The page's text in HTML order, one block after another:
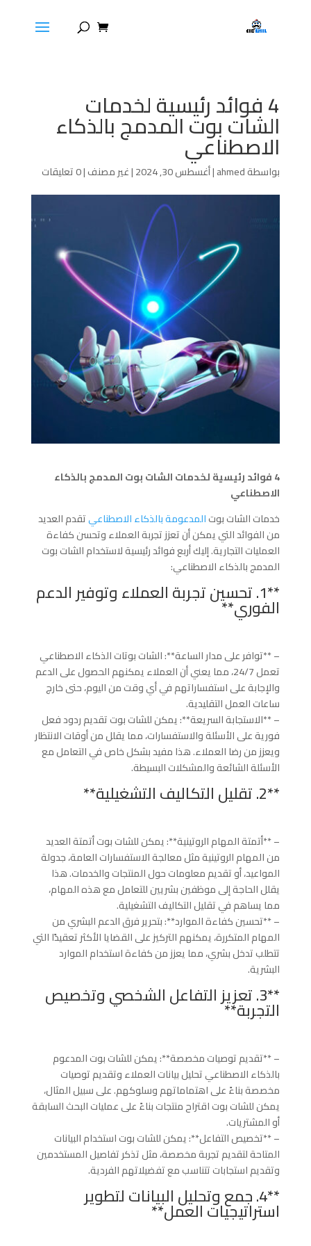
4 فوائد رئيسية لخدمات
الشات بوت المدمج بالذكاء
الاصطناعي
بواسطةahmed
|أغسطس 30, 2024 |غير مصنف|0 تعليقات
4 فوائد رئيسية لخدمات الشات بوت المدمج بالذكاء
الاصطناعي
خدمات الشات بوتالمدعومة بالذكاء الاصطناعيتقدم العديد
من الفوائد التي يمكن أن تعزز تجربة العملاء وتحسن كفاءة
العمليات التجارية. إليك أربع فوائد رئيسية لاستخدام الشات بوت
المدمج بالذكاء الاصطناعي:
**1. تحسين تجربة العملاء وتوفير الدعم
الفوري**
– **توافر على مدار الساعة**: الشات بوتات الذكاء الاصطناعي
تعمل 24/7، مما يعني أن العملاء يمكنهم الحصول على الدعم
والإجابة على استفساراتهم في أي وقت من اليوم، حتى خارج
ساعات العمل التقليدية.
– **الاستجابة السريعة**: يمكن للشات بوت تقديم ردود فعل
فورية على الأسئلة والاستفسارات، مما يقلل من أوقات الانتظار
ويعزز من رضا العملاء. هذا مفيد بشكل خاص في التعامل مع
الأسئلة الشائعة والمشكلات البسيطة.
**2. تقليل التكاليف التشغيلية**
– **أتمتة المهام الروتينية**: يمكن للشات بوت أتمتة العديد
من المهام الروتينية مثل معالجة الاستفسارات العامة، جدولة
المواعيد، أو تقديم معلومات حول المنتجات والخدمات. هذا
يقلل الحاجة إلى موظفين بشريين للتعامل مع هذه المهام،
مما يساهم في تقليل التكاليف التشغيلية.
– **تحسين كفاءة الموارد**: بتحرير فرق الدعم البشري من
المهام المتكررة، يمكنهم التركيز على القضايا الأكثر تعقيدًا التي
تتطلب تدخل بشري، مما يعزز من كفاءة استخدام الموارد
البشرية.
**3. تعزيز التفاعل الشخصي وتخصيص
التجربة**
– **تقديم توصيات مخصصة**: يمكن للشات بوت المدعوم
بالذكاء الاصطناعي تحليل بيانات العملاء وتقديم توصيات
مخصصة بناءً على اهتماماتهم وسلوكهم. على سبيل المثال،
يمكن للشات بوت اقتراح منتجات بناءً على عمليات البحث السابقة
أو المشتريات.
– **تخصيص التفاعل**: يمكن للشات بوت استخدام البيانات
المتاحة لتقديم تجربة مخصصة، مثل تذكر تفاصيل المستخدمين
وتقديم استجابات تتناسب مع تفضيلاتهم الفردية.
**4. جمع وتحليل البيانات لتطوير
استراتيجيات العمل**